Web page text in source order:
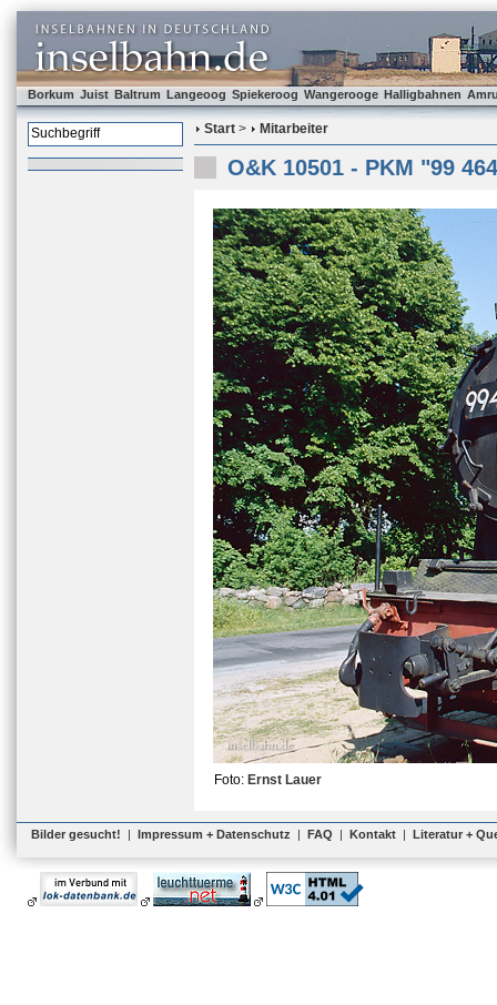
Borkum Juist Baltrum Langeoog Spiekeroog Wangerooge Halligbahnen
Start > Mitarbeiter
O&K 10501 - PKM "99
Foto: Ernst Lauer
Bilder gesucht! | Impressum + Datenschutz | FAQ | Kontakt | Literatur +